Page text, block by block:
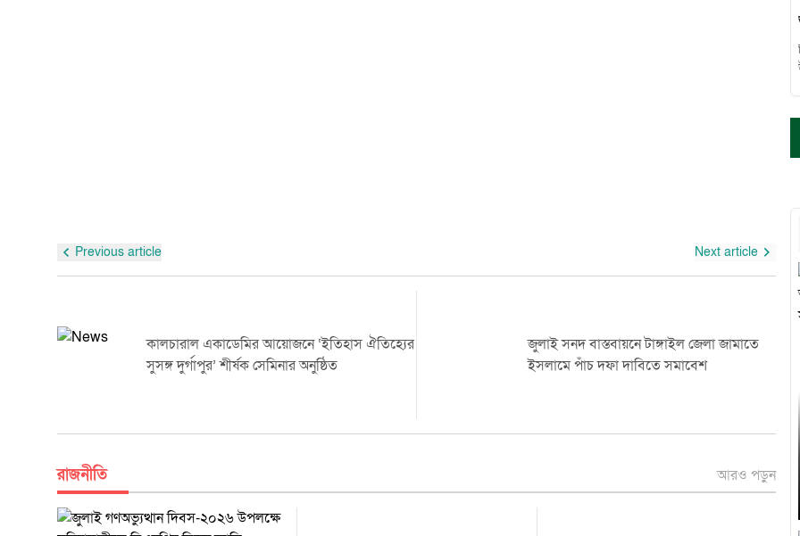
Previous article Next article
কালচারাল একাডেমির আয়োজনে ‘ইতিহাস ঐতিহ্যের
সুসঙ্গ দুর্গাপুর’ শীর্ষক সেমিনার অনুষ্ঠিত
জুলাই সনদ বাস্তবায়নে টাঙ্গাইল জেলা জামাতে
ইসলামে পাঁচ দফা দাবিতে সমাবেশ
রাজনীতি আরও পড়ুন